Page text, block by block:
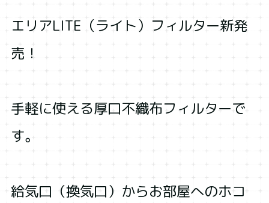
エリアLITE（ライト）フィルター新発
売！
手軽に使える厚口不織布フィルターで
す。
給気口（換気口）からお部屋へのホコ